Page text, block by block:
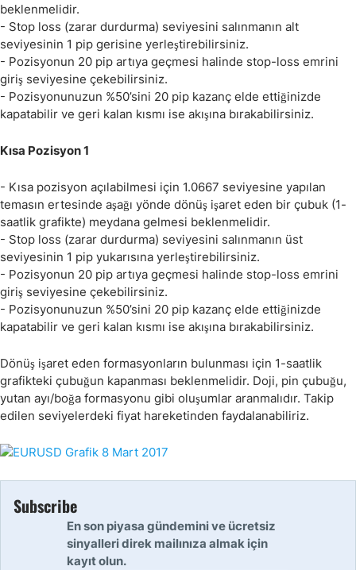
beklenmelidir.
- Stop loss (zarar durdurma) seviyesini salınmanın alt
seviyesinin 1 pip gerisine yerleştirebilirsiniz.
- Pozisyonun 20 pip artıya geçmesi halinde stop-loss emrini
giriş seviyesine çekebilirsiniz.
- Pozisyonunuzun %50’sini 20 pip kazanç elde ettiğinizde
kapatabilir ve geri kalan kısmı ise akışına bırakabilirsiniz.
Kısa Pozisyon 1
- Kısa pozisyon açılabilmesi için 1.0667 seviyesine yapılan
temasın ertesinde aşağı yönde dönüş işaret eden bir çubuk (1-
saatlik grafikte) meydana gelmesi beklenmelidir.
- Stop loss (zarar durdurma) seviyesini salınmanın üst
seviyesinin 1 pip yukarısına yerleştirebilirsiniz.
- Pozisyonun 20 pip artıya geçmesi halinde stop-loss emrini
giriş seviyesine çekebilirsiniz.
- Pozisyonunuzun %50’sini 20 pip kazanç elde ettiğinizde
kapatabilir ve geri kalan kısmı ise akışına bırakabilirsiniz.
Dönüş işaret eden formasyonların bulunması için 1-saatlik
grafikteki çubuğun kapanması beklenmelidir. Doji, pin çubuğu,
yutan ayı/boğa formasyonu gibi oluşumlar aranmalıdır. Takip
edilen seviyelerdeki fiyat hareketinden faydalanabiliriz.
Subscribe
En son piyasa gündemini ve ücretsiz
sinyalleri direk mailınıza almak için
kayıt olun.